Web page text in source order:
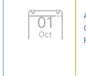
01
Oct